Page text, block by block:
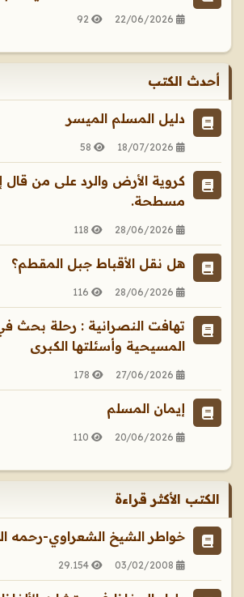
22/06/2026
92
أحدث الكتب
دليل المسلم الميسر
18/07/2026
58
كروية الأرض والرد على من قال
مسطحة.
28/06/2026
118
هل نقل الأقباط جبل المقطم؟
28/06/2026
116
تهافت النصرانية : رحلة بحث
المسيحية وأسئلتها الكبرى
27/06/2026
178
إيمان المسلم
20/06/2026
110
الكتب الأكثر قراءة
خواطر الشيخ الشعراوي-رحمه
03/02/2008
29.154